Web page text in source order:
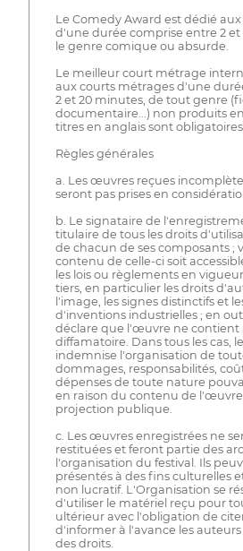
Le Comedy Award est dédié
d'une durée comprise entre 2 et
le genre comique ou absurde.
Le meilleur court métrage
aux courts métrages d'une
2 et 20 minutes, de tout genre
documentaire...) non produits en
titres en anglais sont obligatoires
Règles générales
a. Les œuvres reçues
seront pas prises en
b. Le signataire de
titulaire de tous les droits
de chacun de ses composants ;
contenu de celle-ci soit
les lois ou règlements en
tiers, en particulier les droits
l'image, les signes distinctifs et
d'inventions industrielles ; en
déclare que l'œuvre ne contient
diffamatoire. Dans tous les cas,
indemnise l'organisation de
dommages, responsabilités,
dépenses de toute nature
en raison du contenu de l'œuvre
projection publique.
c. Les œuvres enregistrées ne
restituées et feront partie des
l'organisation du festival. Ils
présentés à des fins culturelles
non lucratif. L'Organisation se
d'utiliser le matériel reçu pour
ultérieur avec l'obligation de
d'informer à l'avance les
des droits.